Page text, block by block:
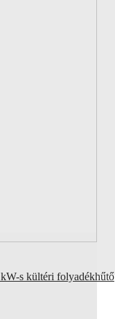
s kültéri folyadékhűtő